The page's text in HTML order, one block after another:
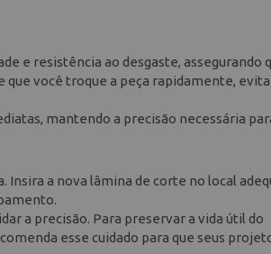
e resistência ao desgaste, assegurando
você troque a peça rapidamente,
mantendo a precisão necessária
a nova lâmina de corte no local
a precisão. Para preservar a vida útil do
esse cuidado para que seus